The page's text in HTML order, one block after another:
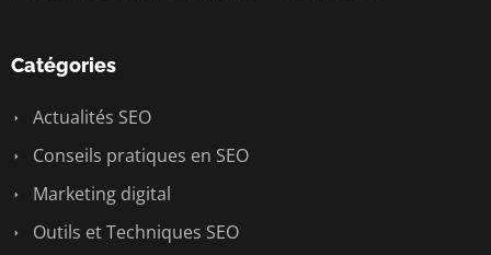
Catégories
Actualités SEO
Conseils pratiques en SEO
Marketing digital
Outils et Techniques SEO